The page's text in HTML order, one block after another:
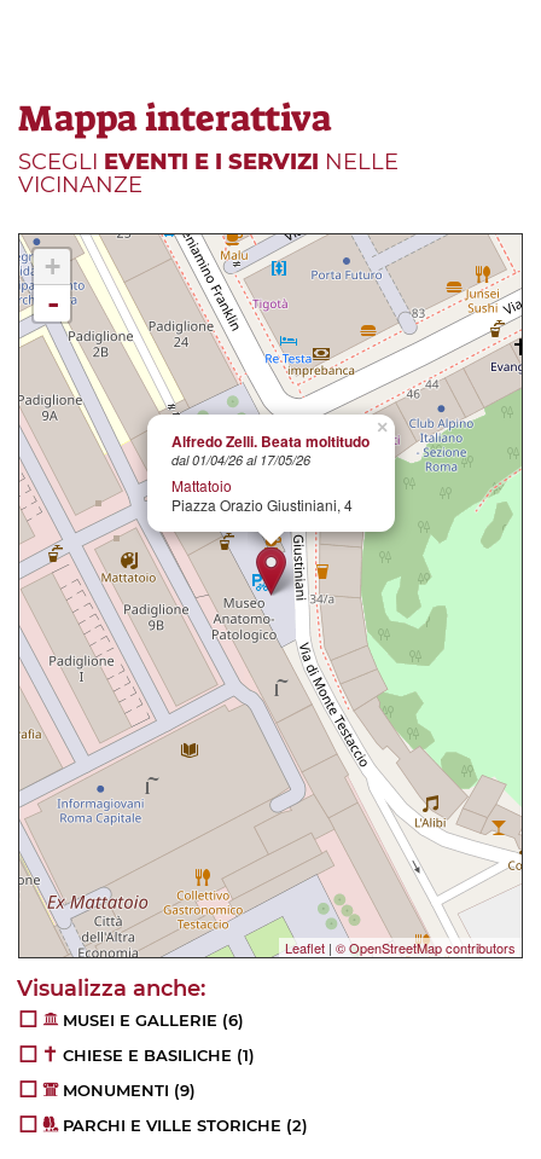
Mappa interattiva
SCEGLI EVENTI E I SERVIZI NELLE
VICINANZE
×
Alfredo Zelli. Beata moltitudo
dal 01/04/26 al 17/05/26
Mattatoio
Piazza Orazio Giustiniani, 4
+
-
Leaflet | © OpenStreetMap contributors
MUSEI E GALLERIE (6)
CHIESE E BASILICHE (1)
MONUMENTI (9)
PARCHI E VILLE STORICHE (2)